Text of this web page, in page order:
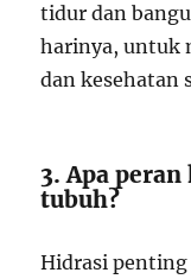
tidur dan
harinya, untuk
dan kesehatan
3. Apa
tubuh?
Hidrasi